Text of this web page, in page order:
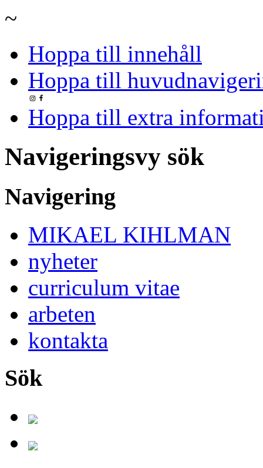
~
Hoppa till innehåll
Hoppa till
Hoppa till extra
Navigeringsvy sök
Navigering
MIKAEL KIHLMAN
nyheter
curriculum vitae
arbeten
kontakta
Sök